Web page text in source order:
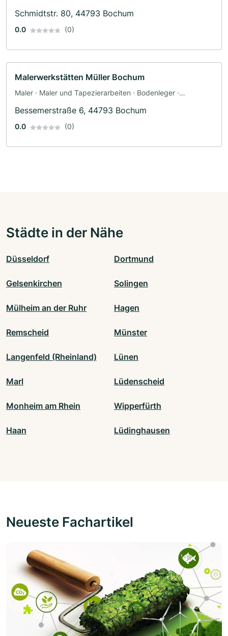
Schmidtstr. 80, 44793 Bochum
0.0 (0)
Malerwerkstätten Müller Bochum
Maler · Maler und Tapezierarbeiten · Bodenleger ·
Dämmung
Bessemerstraße 6, 44793 Bochum
0.0 (0)
Städte in der Nähe
Düsseldorf Dortmund
Gelsenkirchen Solingen
Mülheim an der Ruhr Hagen
Remscheid Münster
Langenfeld (Rheinland) Lünen
Marl Lüdenscheid
Monheim am Rhein Wipperfürth
Haan Lüdinghausen
Neueste Fachartikel